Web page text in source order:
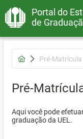
Portal do
de
Pré-Matrícula
Pré-
Aqui você pode
graduação da UEL.